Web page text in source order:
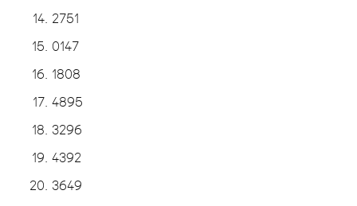
2751
0147
1808
4895
3296
4392
3649